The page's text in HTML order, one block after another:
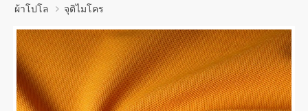
ผ้าโปโล จุติไมโคร